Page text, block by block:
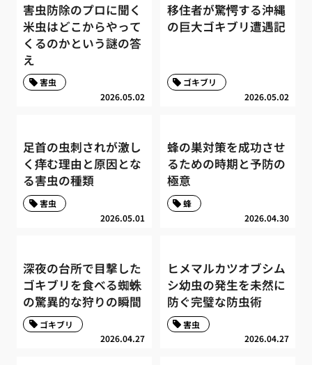
害虫防除のプロに聞く
米虫はどこからやって
くるのかという謎の答
え
2026.05.02
害虫
移住者が驚愕する沖縄
の巨大ゴキブリ遭遇記
2026.05.02
ゴキブリ
足首の虫刺されが激し
く痒む理由と原因とな
る害虫の種類
2026.05.01
害虫
蜂の巣対策を成功させ
るための時期と予防の
極意
2026.04.30
蜂
深夜の台所で目撃した
ゴキブリを食べる蜘蛛
の驚異的な狩りの瞬間
2026.04.27
ゴキブリ
ヒメマルカツオブシム
シ幼虫の発生を未然に
防ぐ完璧な防虫術
2026.04.27
害虫